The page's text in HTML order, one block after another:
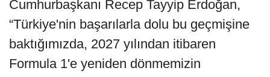
Cumhurbaşkanı Recep Tayyip Erdoğan,
“Türkiye'nin başarılarla dolu bu geçmişine
baktığımızda, 2027 yılından itibaren
Formula 1'e yeniden dönmemizin